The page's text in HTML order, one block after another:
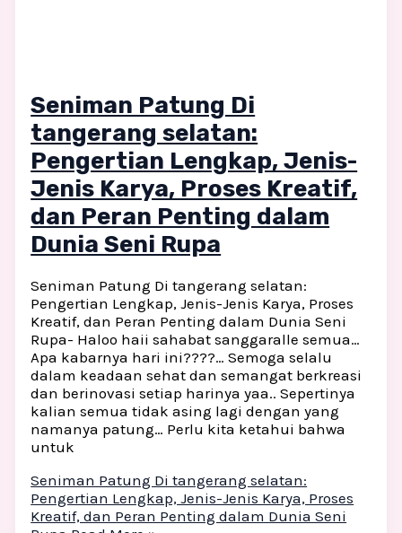
Seniman Patung Di
tangerang selatan:
Pengertian Lengkap, Jenis-
Jenis Karya, Proses Kreatif,
dan Peran Penting dalam
Dunia Seni Rupa
Seniman Patung Di tangerang selatan:
Pengertian Lengkap, Jenis-Jenis Karya, Proses
Kreatif, dan Peran Penting dalam Dunia Seni
Rupa- Haloo haii sahabat sanggaralle semua…
Apa kabarnya hari ini????… Semoga selalu
dalam keadaan sehat dan semangat berkreasi
dan berinovasi setiap harinya yaa.. Sepertinya
kalian semua tidak asing lagi dengan yang
namanya patung… Perlu kita ketahui bahwa
untuk
Seniman Patung Di tangerang selatan:
Pengertian Lengkap, Jenis-Jenis Karya, Proses
Kreatif, dan Peran Penting dalam Dunia Seni